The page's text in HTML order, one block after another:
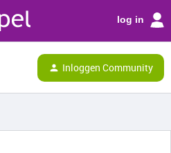
log in
Inloggen Community